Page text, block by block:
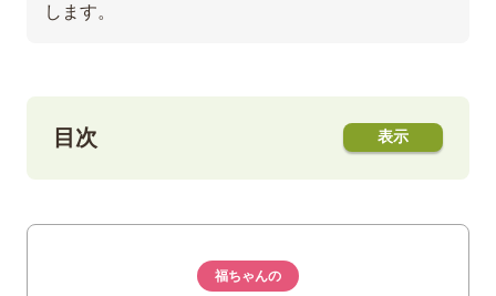
します。
目次
天皇陛下記念硬貨とは
天皇陛下御在位60年記念硬貨
福ちゃんの